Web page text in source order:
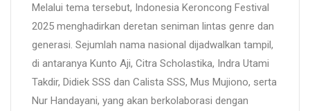
Melalui tema tersebut, Indonesia Keroncong Festival
2025 menghadirkan deretan seniman lintas genre dan
generasi. Sejumlah nama nasional dijadwalkan tampil,
di antaranya Kunto Aji, Citra Scholastika, Indra Utami
Takdir, Didiek SSS dan Calista SSS, Mus Mujiono, serta
Nur Handayani, yang akan berkolaborasi dengan